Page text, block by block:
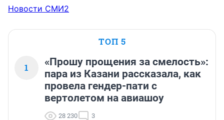
Новости СМИ2
ТОП 5
1
«Прошу прощения за смелость»:
пара из Казани рассказала, как
провела гендер-пати с
вертолетом на авиашоу
28 230 3